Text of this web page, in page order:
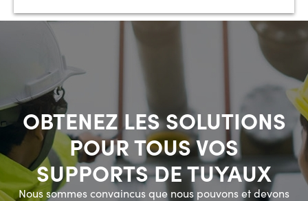
OBTENEZ LES SOLUTIONS
POUR TOUS VOS
SUPPORTS DE TUYAUX
Nous sommes convaincus que nous pouvons et devons